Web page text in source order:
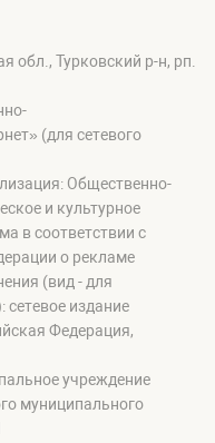
обл., Турковский р-н, рп.
(для сетевого
Общественно-
и культурное
в соответствии с
о рекламе
(вид - для
сетевое издание
Федерация,
учреждение
муниципального